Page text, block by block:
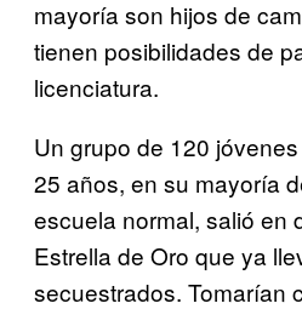
mayoría son hijos de
tienen posibilidades de
licenciatura.
Un grupo de 120
25 años, en su mayoría
escuela normal, salió en
Estrella de Oro que ya
secuestrados. Tomarían